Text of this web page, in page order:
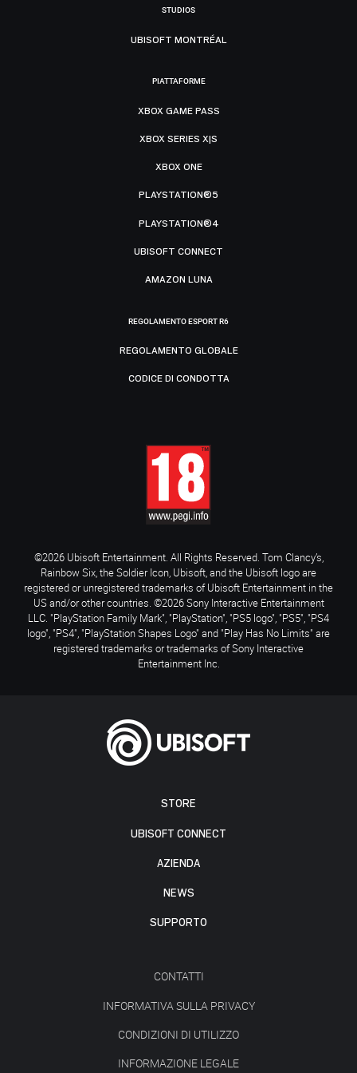
STORE
UBISOFT CONNECT
AZIENDA
NEWS
SUPPORTO
CONTATTI
INFORMATIVA SULLA PRIVACY
CONDIZIONI DI UTILIZZO
INFORMAZIONE LEGALE
STUDIOS
UBISOFT MONTRÉAL
PIATTAFORME
XBOX GAME PASS
XBOX SERIES X|S
XBOX ONE
PLAYSTATION®5
PLAYSTATION®4
UBISOFT CONNECT
AMAZON LUNA
REGOLAMENTO ESPORT R6
REGOLAMENTO GLOBALE
CODICE DI CONDOTTA
©2026 Ubisoft Entertainment. All Rights Reserved. Tom Clancy’s,
Rainbow Six, the Soldier Icon, Ubisoft, and the Ubisoft logo are
registered or unregistered trademarks of Ubisoft Entertainment in the
US and/or other countries. ©2026 Sony Interactive Entertainment
LLC. "PlayStation Family Mark", "PlayStation", "PS5 logo", "PS5", "PS4
logo", "PS4", "PlayStation Shapes Logo" and "Play Has No Limits" are
registered trademarks or trademarks of Sony Interactive
Entertainment Inc.